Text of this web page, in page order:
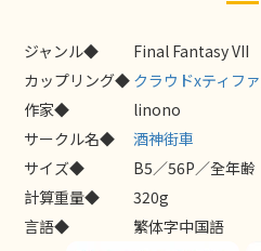
ジャンル◆
Final Fantasy VII
カップリング◆ クラウドxティファ
作家◆
linono
サークル名◆
酒神街車
サイズ◆
B5／56P／全年齢
計算重量◆
320g
言語◆
繁体字中国語